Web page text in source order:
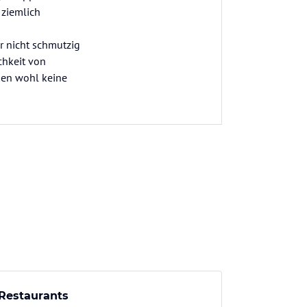
nicht schmutzig
von
wohl keine